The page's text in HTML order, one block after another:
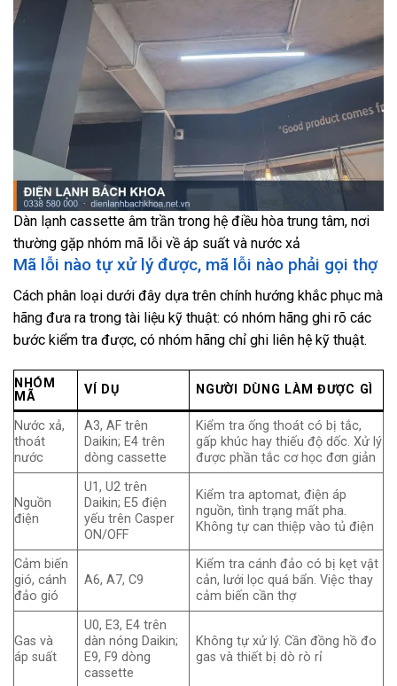
Dàn lạnh cassette âm trần trong hệ điều hòa trung tâm, nơi
thường gặp nhóm mã lỗi về áp suất và nước xả
Mã lỗi nào tự xử lý được, mã lỗi nào phải gọi thợ
Cách phân loại dưới đây dựa trên chính hướng khắc phục mà
hãng đưa ra trong tài liệu kỹ thuật: có nhóm hãng ghi rõ các
bước kiểm tra được, có nhóm hãng chỉ ghi liên hệ kỹ thuật.
NHÓM
MÃ
VÍ DỤ NGƯỜI DÙNG LÀM ĐƯỢC GÌ
Nước xả,
thoát
nước
A3, AF trên
Daikin; E4 trên
dòng cassette
Kiểm tra ống thoát có bị tắc,
gấp khúc hay thiếu độ dốc. Xử lý
được phần tắc cơ học đơn giản
Nguồn
điện
U1, U2 trên
Daikin; E5 điện
yếu trên Casper
ON/OFF
Kiểm tra aptomat, điện áp
nguồn, tình trạng mất pha.
Không tự can thiệp vào tủ điện
Cảm biến
gió, cánh
đảo gió
A6, A7, C9
Kiểm tra cánh đảo có bị kẹt vật
cản, lưới lọc quá bẩn. Việc thay
cảm biến cần thợ
Gas và
áp suất
U0, E3, E4 trên
dàn nóng Daikin;
E9, F9 dòng
cassette
Không tự xử lý. Cần đồng hồ đo
gas và thiết bị dò rò rỉ